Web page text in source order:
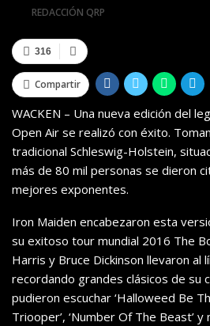
REDACCIÓN QRP
316
Compartir
WACKEN – Una nueva edición del
Open Air se realizó con éxito.
tradicional Schleswig-Holstein,
más de 80 mil personas se dieron
mejores exponentes.
Iron Maiden encabezaron esta
su exitoso tour mundial 2016 The
Harris y Bruce Dickinson llevaron al
recordando grandes clásicos de su
pudieron escuchar ‘Halloweed Be
Triooper’, ‘Number Of The Beast’